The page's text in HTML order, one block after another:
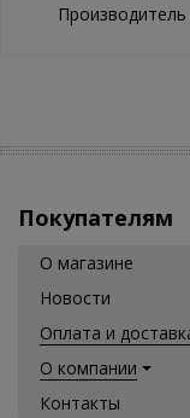
Производитель
Покупателям
О магазине
Новости
Оплата и
О компании
Контакты